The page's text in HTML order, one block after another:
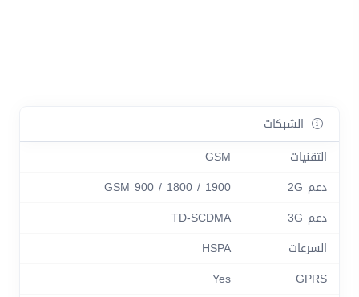
الشبكات
التقنيات
GSM
دعم 2G
GSM 900 / 1800 / 1900
دعم 3G
TD-SCDMA
السرعات
HSPA
GPRS
Yes